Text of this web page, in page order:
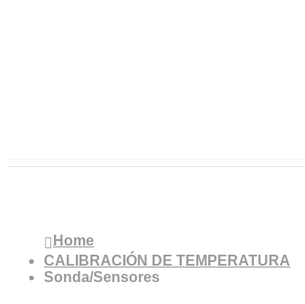
Home
CALIBRACIÓN DE TEMPERATURA
Sonda/Sensores